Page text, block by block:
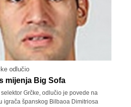
odlučio
mijenja Big Sofa
selektor Grčke, odlučio je povede na
igrača španskog Bilbaoa Dimitriosa